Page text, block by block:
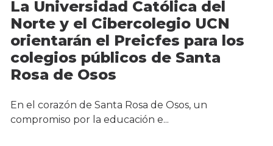
La Universidad Católica del
Norte y el Cibercolegio UCN
orientarán el Preicfes para los
colegios públicos de Santa
Rosa de Osos
En el corazón de Santa Rosa de Osos, un
compromiso por la educación e...